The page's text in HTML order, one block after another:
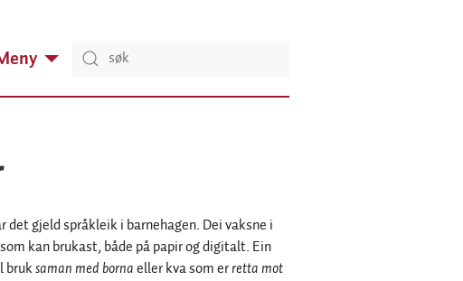
gjeld språkleik i barnehagen. Dei vaksne i
kan brukast, både på papir og digitalt. Ein
bruksaman med bornaeller kva som erretta mot